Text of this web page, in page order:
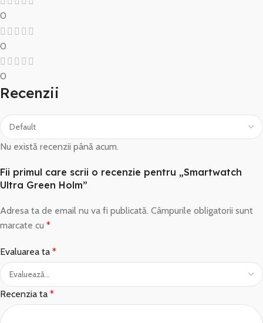
0
0
0
Recenzii
Nu există recenzii până acum.
Fii primul care scrii o recenzie pentru „Smartwatch
Ultra Green Holm”
Adresa ta de email nu va fi publicată. Câmpurile obligatorii sunt
marcate cu *
Evaluarea ta *
Recenzia ta *